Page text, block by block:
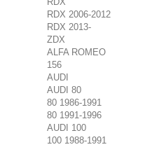
RDX 2006-2012
RDX 2013-
ZDX
ALFA ROMEO
156
AUDI
AUDI 80
80 1986-1991
80 1991-1996
AUDI 100
100 1988-1991